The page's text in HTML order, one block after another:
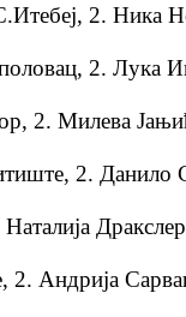
2. Ника
2. Лука
Милева
2. Данило
Андрија